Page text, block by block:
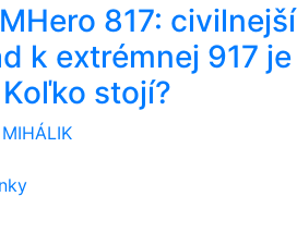
817: civilnejší
k extrémnej 917 je
stojí?